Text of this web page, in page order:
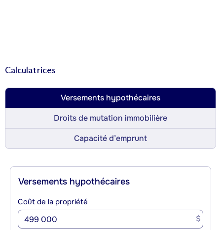
Calculatrices
Versements hypothécaires
Droits de mutation immobilière
Capacité d’emprunt
Versements hypothécaires
Coût de la propriété
$